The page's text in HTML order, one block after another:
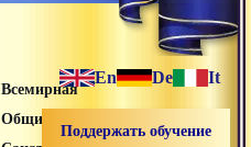
Всемирная
Община
En De It
Поддержать обучение